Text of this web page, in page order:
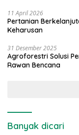
11 April 2026
Pertanian
Keharusan
31 Desember 2025
Agroforestri Solusi
Rawan Bencana
Banyak dicari